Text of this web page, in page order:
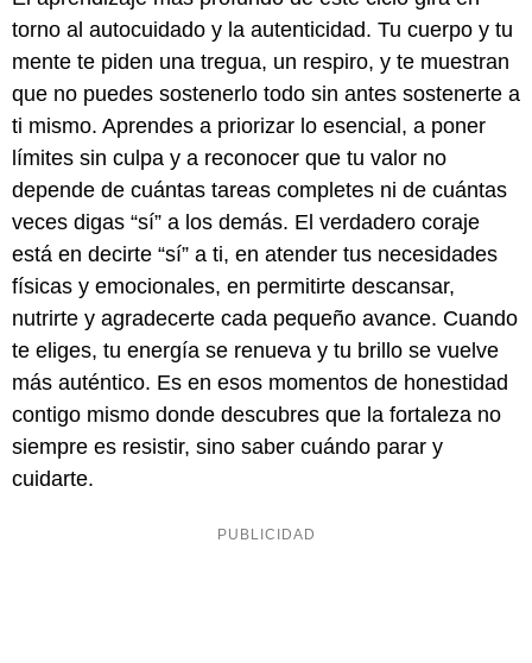
torno al autocuidado y la autenticidad. Tu cuerpo y tu
mente te piden una tregua, un respiro, y te muestran
que no puedes sostenerlo todo sin antes sostenerte a
ti mismo. Aprendes a priorizar lo esencial, a poner
límites sin culpa y a reconocer que tu valor no
depende de cuántas tareas completes ni de cuántas
veces digas “sí” a los demás. El verdadero coraje
está en decirte “sí” a ti, en atender tus necesidades
físicas y emocionales, en permitirte descansar,
nutrirte y agradecerte cada pequeño avance. Cuando
te eliges, tu energía se renueva y tu brillo se vuelve
más auténtico. Es en esos momentos de honestidad
contigo mismo donde descubres que la fortaleza no
siempre es resistir, sino saber cuándo parar y
cuidarte.